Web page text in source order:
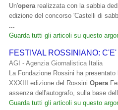
Un'opera realizzata con la sabbia
edizione del concorso 'Castelli di
...
Guarda tutti gli articoli su questo
FESTIVAL ROSSINIANO:
AGI - Agenzia Giornalistica Italia
La Fondazione Rossini ha
XXXIII edizione del Rossini Opera
assenza dell'autografo, sulla base
Guarda tutti gli articoli su questo